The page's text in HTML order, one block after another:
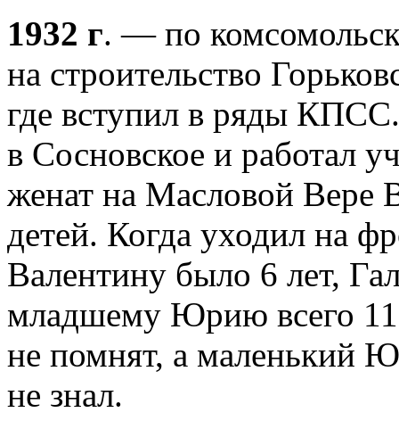
1932 г. — по
на строительство
где вступил в ряды
в Сосновское и работал
женат на Масловой Вере
детей. Когда уходил на
Валентину было 6 лет,
младшему Юрию всего 11
не помнят, а маленький
не знал.